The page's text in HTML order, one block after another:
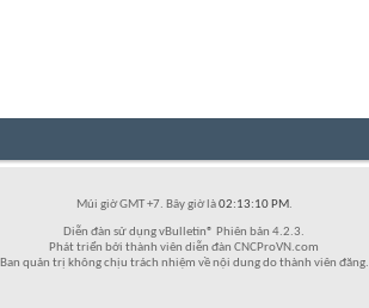
Múi giờ GMT +7. Bây giờ là02:13:10 PM.
Diễn đàn sử dụng vBulletin® Phiên bản 4.2.3.
Phát triển bởi thành viên diễn đàn CNCProVN.com
Ban quản trị không chịu trách nhiệm về nội dung do thành viên đăng.